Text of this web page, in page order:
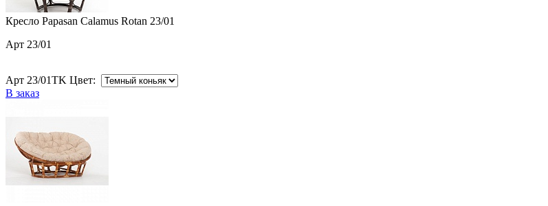
Кресло Papasan Calamus Rotan 23/01
Арт 23/01
Арт 23/01TK Цвет:
В заказ